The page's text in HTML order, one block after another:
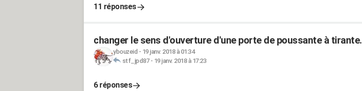
11 réponses
changer le sens d'ouverture d'une porte de poussante à tirante.
ybouzeid - 19 janv. 2018 à 01:34
stf_jpd87- 19 janv. 2018 à 17:23
6 réponses